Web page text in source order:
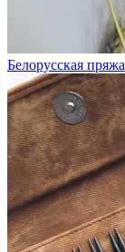
Белорусская пряжа